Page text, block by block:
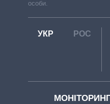
особи.
УКР РОС